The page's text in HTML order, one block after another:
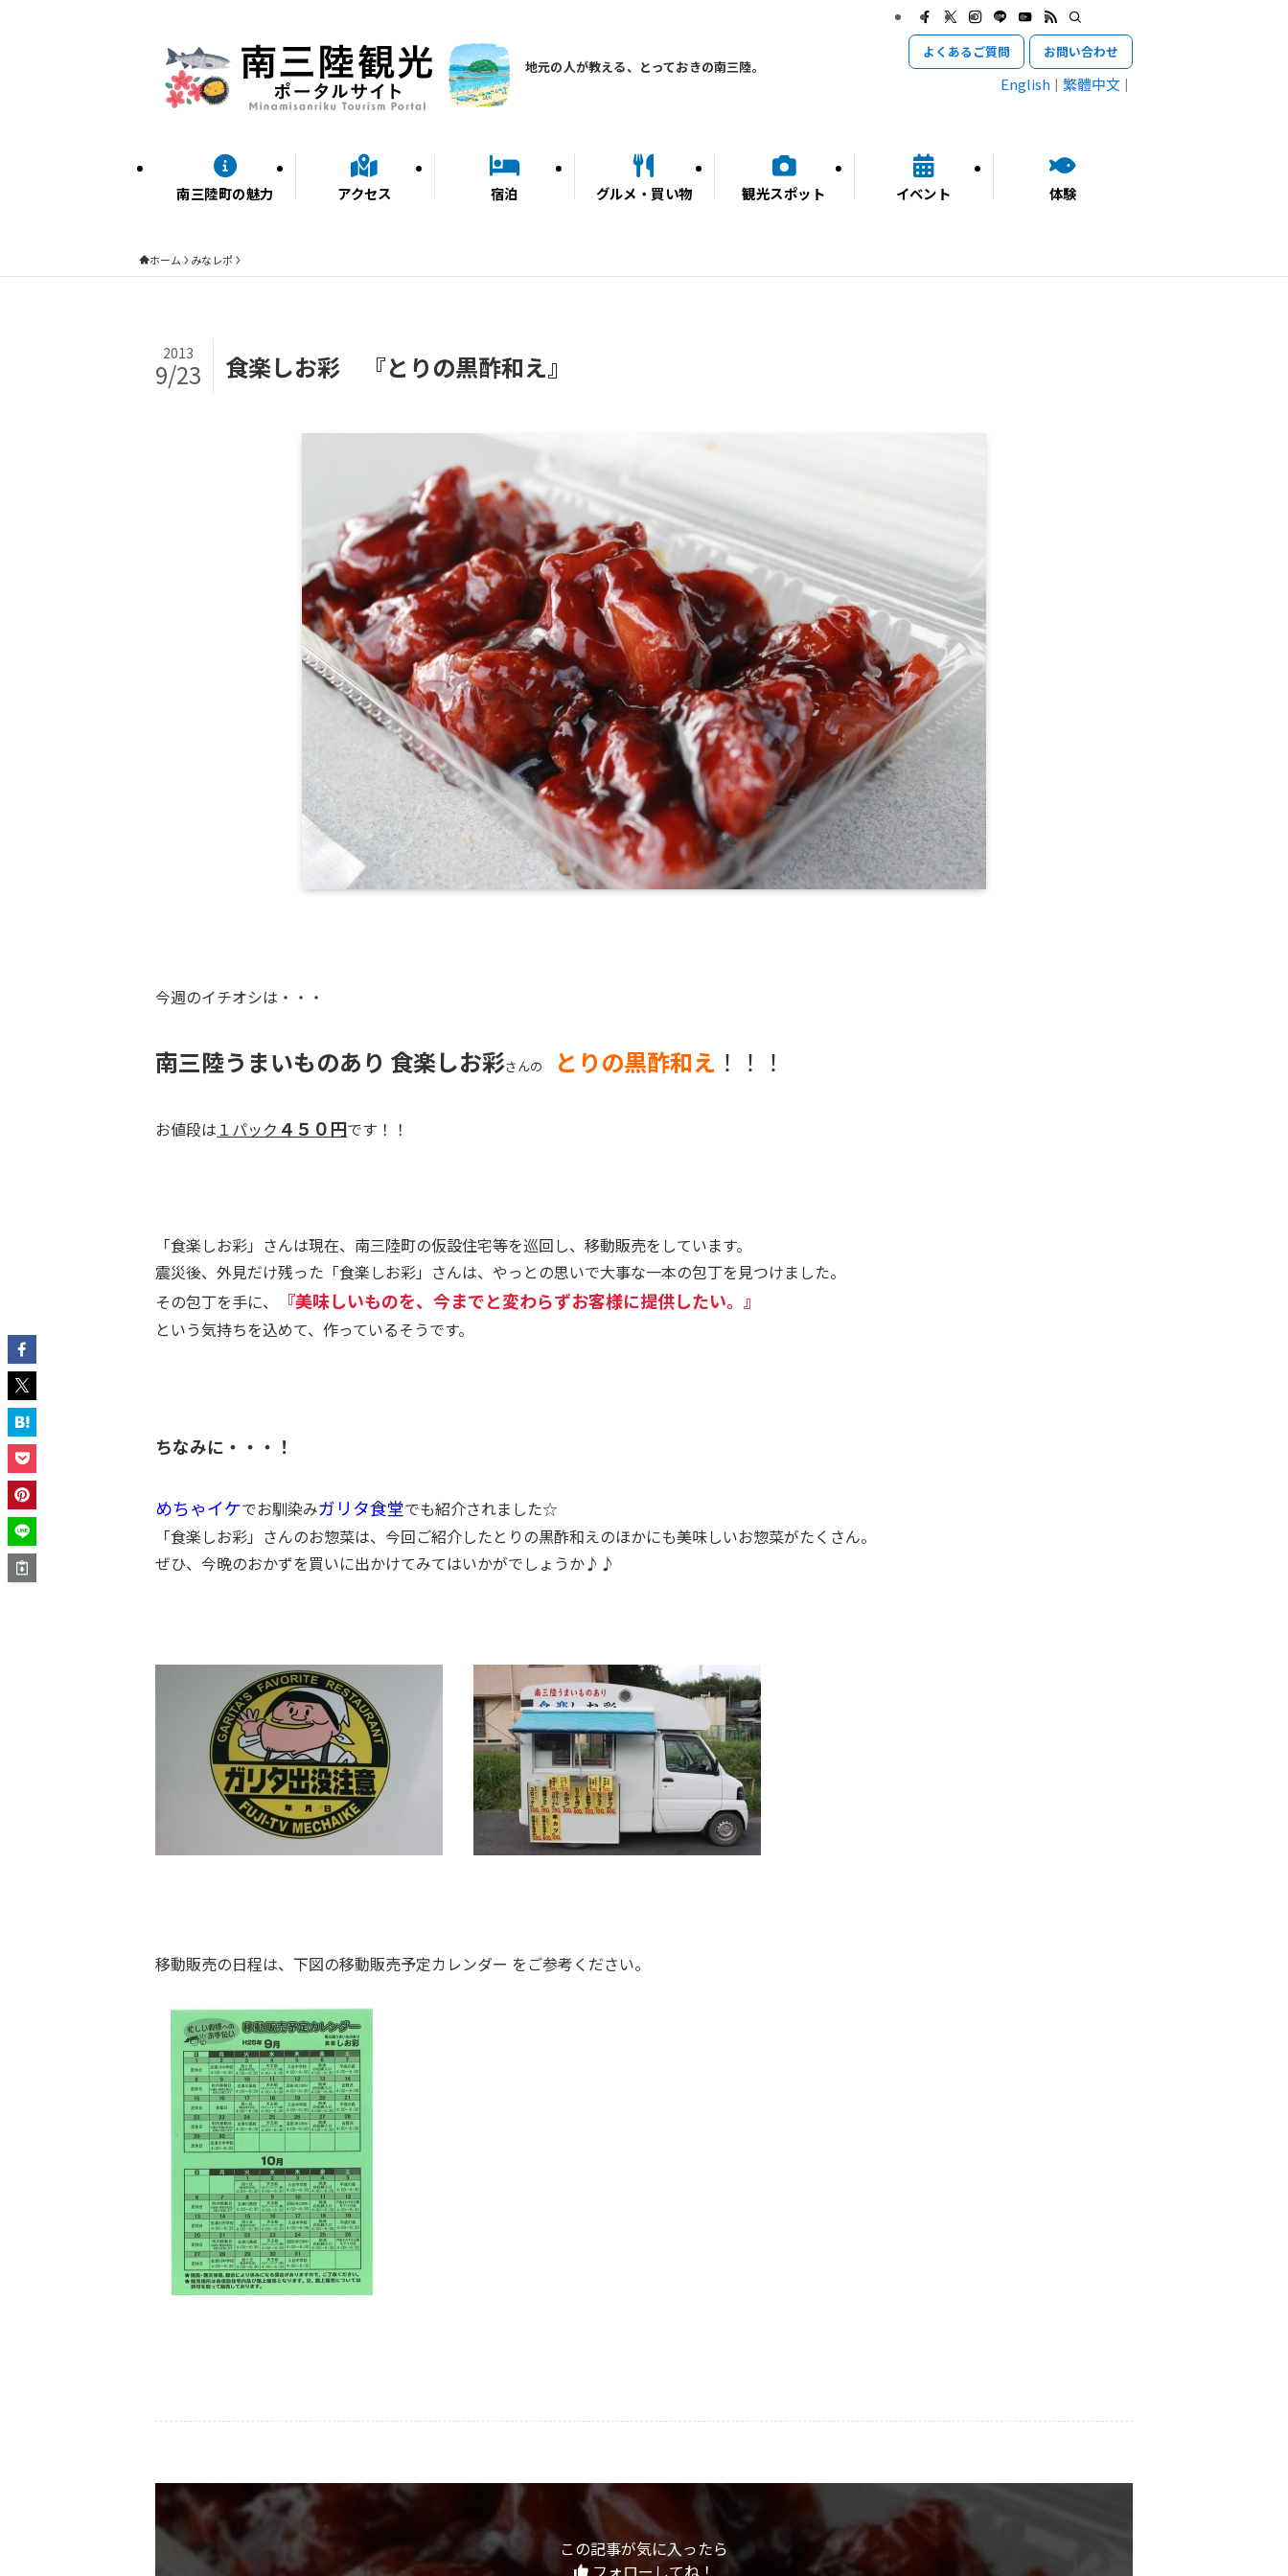
地元の人が教える、とっておきの南三陸。
南三陸町の魅力 アクセス 宿泊 グルメ・買い物 観光スポット イベント 体験
よくあるご質問 お問い合わせ
English 繁體中文
ホーム みなレポ
食楽しお彩 『とりの黒酢和え』
2013
9/23
今週のイチオシは・・・
南三陸うまいものあり 食楽しお彩さんの とりの黒酢和え ！！！
お値段は １パック ４５０円です！！
「食楽しお彩」さんは現在、南三陸町の仮設住宅等を巡回し、移動販売をしています。
震災後、外見だけ残った「食楽しお彩」さんは、やっとの思いで大事な一本の包丁を見つけました。
その包丁を手に、
『美味しいものを、今までと変わらずお客様に提供したい。』
という気持ちを込めて、作っているそうです。
ちなみに・・・！
めちゃイケでお馴染みガリタ食堂でも紹介されました☆
「食楽しお彩」さんのお惣菜は、今回ご紹介したとりの黒酢和えのほかにも美味しいお惣菜がたくさん。
ぜひ、今晩のおかずを買いに出かけてみてはいかがでしょうか♪♪
移動販売の日程は、下図の移動販売予定カレンダー をご参考ください。
この記事が気に入ったら
フォローしてね！